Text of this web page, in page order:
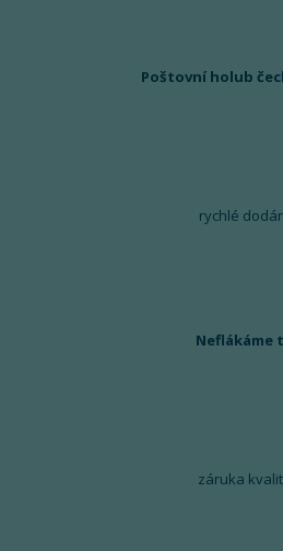
Poštovní holub
rychlé
Neflákáme
záruka